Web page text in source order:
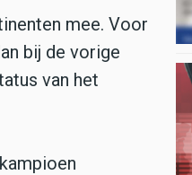
mee. Voor
bij de vorige
van het